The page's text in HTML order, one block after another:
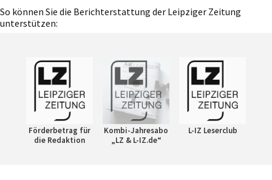
So können Sie die Berichterstattung der Leipziger Zeitung
unterstützen:
Förderbetrag für
die Redaktion
Kombi-Jahresabo
„LZ & L-IZ.de“
L-IZ Leserclub